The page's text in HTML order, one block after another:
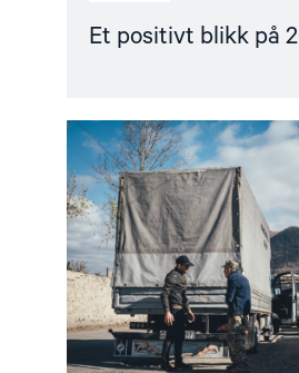
Et positivt blikk på
Read
article
fra
lånt